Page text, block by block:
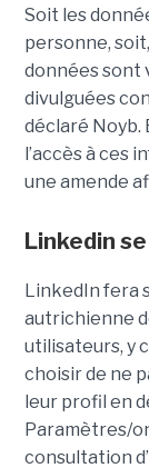
Soit les
personne,
données sont
divulguées
déclaré Noyb.
l’accès à ces
une amende
Linkedin
LinkedIn fera
autrichienne
utilisateurs, y
choisir de ne
leur profil en
Paramètres/
consultation